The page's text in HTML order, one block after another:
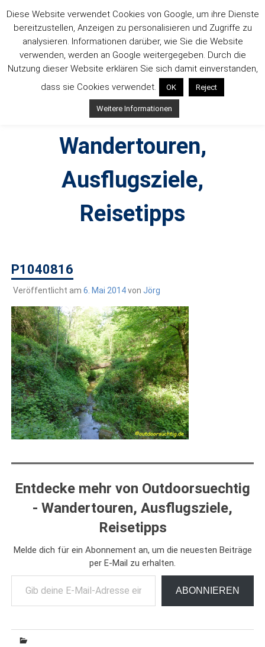
Inhalt
springen
Outdoorsuechtig –
Wandertouren,
Ausflugsziele,
Reisetipps
draußen sind. In Deutschland und überall!
P1040816
Veröffentlicht am 6. Mai 2014von Jörg
Entdecke mehr von Outdoorsuechtig
- Wandertouren, Ausflugsziele,
Reisetipps
Melde dich für ein Abonnement an, um die neuesten Beiträge
per E-Mail zu erhalten.
Gib deine E-Mail-Adresse ein ...
ABONNIEREN
Diese Website verwendet Cookies von Google, um ihre Dienste
bereitzustellen, Anzeigen zu personalisieren und Zugriffe zu
analysieren. Informationen darüber, wie Sie die Website
verwenden, werden an Google weitergegeben. Durch die
Nutzung dieser Website erklären Sie sich damit einverstanden,
dass sie Cookies verwendet.
OK Reject
Weitere Informationen